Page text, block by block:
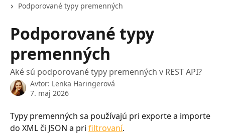
Podporované typy premenných
Podporované typy
premenných
Aké sú podporované typy premenných v REST API?
Avtor: Lenka Haringerová
7. maj 2026
Typy premenných sa používajú pri exporte a importe
do XML či JSON a pri filtrovaní.